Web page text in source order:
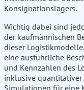
Konsignationslagers.
Wichtig dabei sind
der kaufmännischen
dieser
eine ausführliche
und Kennzahlen des
inklusive quantitativer